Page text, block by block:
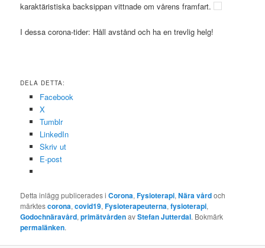
karaktäristiska backsippan vittnade om vårens framfart.
I dessa corona-tider: Håll avstånd och ha en trevlig helg!
DELA DETTA:
Facebook
X
Tumblr
LinkedIn
Skriv ut
E-post
Detta inlägg publicerades iCorona,Fysioterapi,Nära vårdoch
märktescorona,covid19,Fysioterapeuterna,fysioterapi,
Godochnäravård,primätvårdenavStefan Jutterdal. Bokmärk
permalänken.